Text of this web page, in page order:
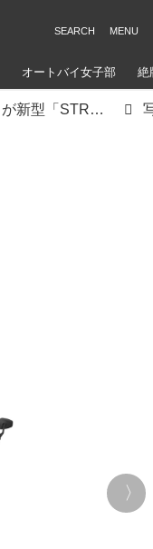
オートバイ女子部 絶
トライアンフが新型「STREET TRIPLE RS」を発表！ クラス最軽量で、エンジンの出力＆トルクを増強！